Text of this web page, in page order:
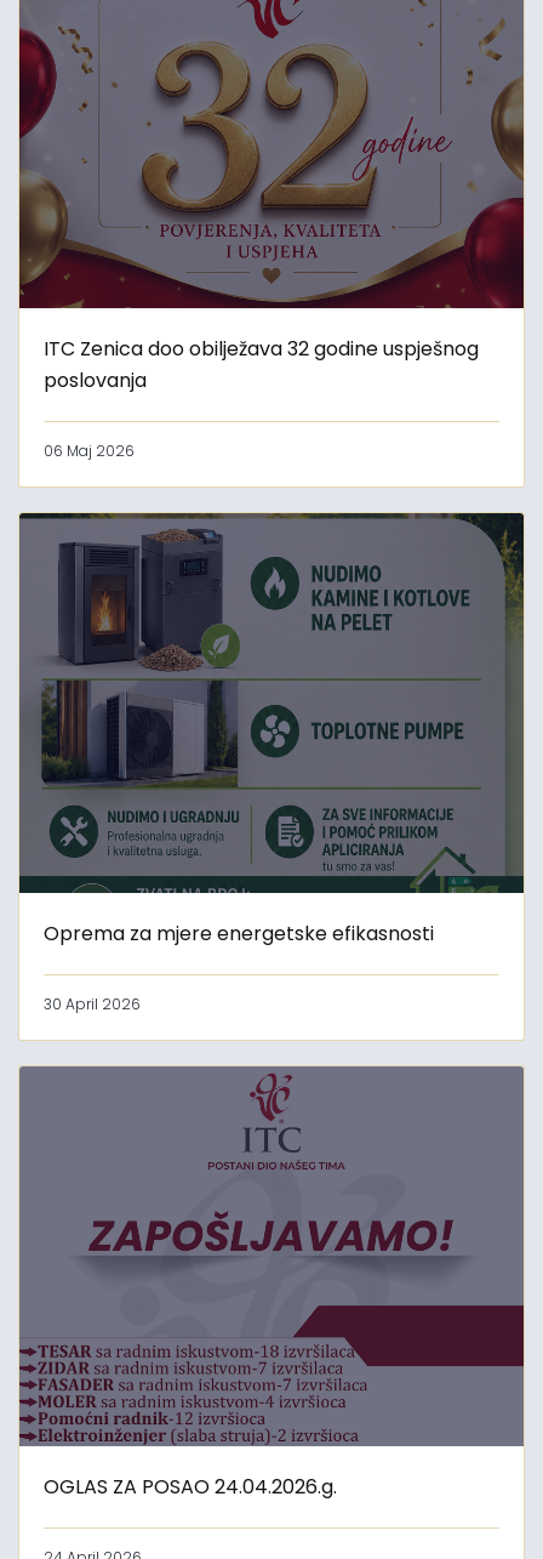
ITC Zenica doo obilježava 32 godine uspješnog
poslovanja
06 Maj 2026
Oprema za mjere energetske efikasnosti
30 April 2026
OGLAS ZA POSAO 24.04.2026.g.